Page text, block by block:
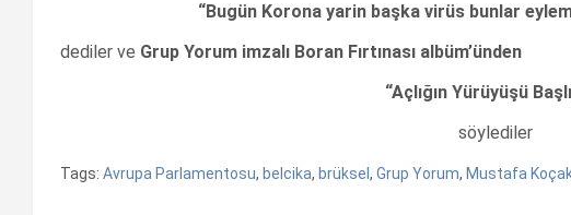
“Bugün Korona yarin başka virüs bunlar
dediler ve Grup Yorum imzalı Boran Fırtınası albüm’ünden
“Açlığın Yürüyüşü
söylediler
Tags: Avrupa Parlamentosu, belcika, brüksel , Grup Yorum, Mustafa